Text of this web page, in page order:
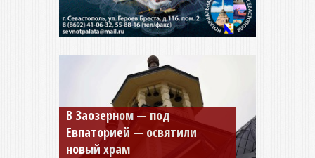
В Заозерном — под
Евпаторией — освятили
новый храм
Мужской монастырь Косьмы
и Дамиана в Крыму вновь
открыт для посещения